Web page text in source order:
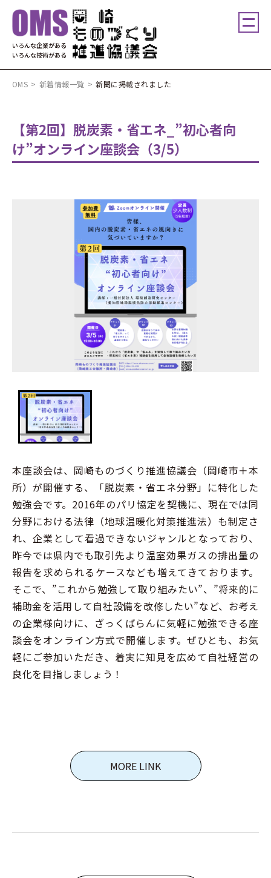
いろんな企業がある
いろんな技術がある
OMS > 新着情報一覧 > 新聞に掲載されました
【第2回】脱炭素・省エネ_”初心者向
け”オンライン座談会（3/5）
本座談会は、岡崎ものづくり推進協議会（岡崎市＋本
所）が開催する、「脱炭素・省エネ分野」に特化した
勉強会です。2016年のパリ協定を契機に、現在では同
分野における法律（地球温暖化対策推進法）も制定さ
れ、企業として看過できないジャンルとなっており、
昨今では県内でも取引先より温室効果ガスの排出量の
報告を求められるケースなども増えてきております。
そこで、”これから勉強して取り組みたい”、”将来的に
補助金を活用して自社設備を改修したい”など、お考え
の企業様向けに、ざっくばらんに気軽に勉強できる座
談会をオンライン方式で開催します。ぜひとも、お気
軽にご参加いただき、着実に知見を広めて自社経営の
良化を目指しましょう！
MORE LINK